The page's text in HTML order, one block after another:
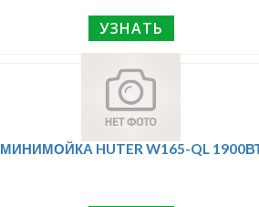
УЗНАТЬ
МИНИМОЙКА HUTER W165-QL